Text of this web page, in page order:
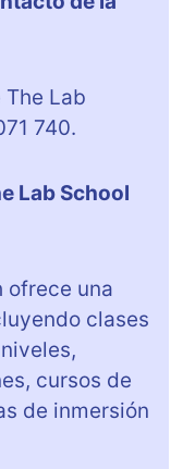
Lab
740.
Lab School
ofrece una
clases
cursos de
de inmersión